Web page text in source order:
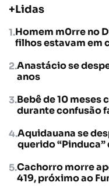
+Lidas
Homem m0rre no
filhos estavam em
Anastácio se
anos
Bebê de 10 meses
durante confusão
Aquidauana se
querido
Cachorro morre
419, próximo ao